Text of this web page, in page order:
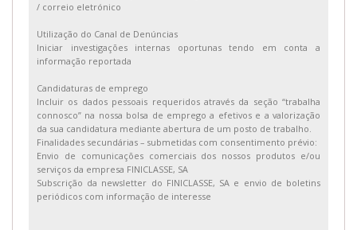
/ correio eletrónico
Utilização do Canal de Denúncias
Iniciar investigações internas oportunas tendo em conta a
informação reportada
Candidaturas de emprego
Incluir os dados pessoais requeridos através da seção “trabalha
connosco” na nossa bolsa de emprego a efetivos e a valorização
da sua candidatura mediante abertura de um posto de trabalho.
Finalidades secundárias – submetidas com consentimento prévio:
Envio de comunicações comerciais dos nossos produtos e/ou
serviços da empresa FINICLASSE, SA
Subscrição da newsletter do FINICLASSE, SA e envio de boletins
periódicos com informação de interesse